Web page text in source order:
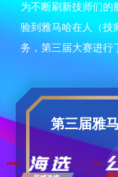
为不断刷新技师们的
验到雅马哈在人（技
务，第三届大赛进行
第三届雅